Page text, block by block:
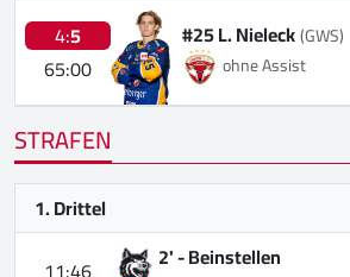
4:5
65:00
#25 L. Nieleck(GWS)
ohne Assist
STRAFEN
1. Drittel
2' -Beinstellen